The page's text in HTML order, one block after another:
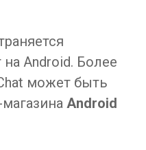
на Android. Более
может быть
Android